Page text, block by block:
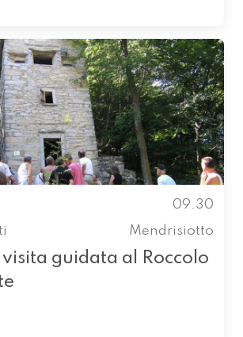
09.30
Mendrisiotto
guidata al Roccolo